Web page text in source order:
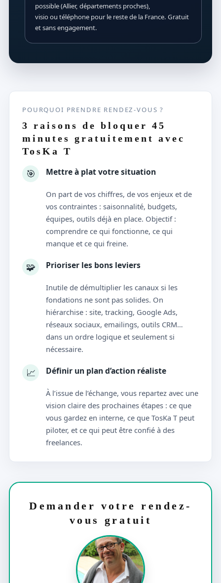
possible (Allier, départements proches),
visio ou téléphone pour le reste de la France. Gratuit
et sans engagement.
POURQUOI PRENDRE RENDEZ-VOUS ?
3 raisons de bloquer 45
minutes gratuitement avec
TosKa T
🎯 Mettre à plat votre situation
On part de vos chiffres, de vos enjeux et de
vos contraintes : saisonnalité, budgets,
équipes, outils déjà en place. Objectif :
comprendre ce qui fonctionne, ce qui
manque et ce qui freine.
🧩 Prioriser les bons leviers
Inutile de démultiplier les canaux si les
fondations ne sont pas solides. On
hiérarchise : site, tracking, Google Ads,
réseaux sociaux, emailings, outils CRM…
dans un ordre logique et seulement si
nécessaire.
📈 Définir un plan d’action réaliste
À l’issue de l’échange, vous repartez avec une
vision claire des prochaines étapes : ce que
vous gardez en interne, ce que TosKa T peut
piloter, et ce qui peut être confié à des
freelances.
Demander votre rendez-
vous gratuit